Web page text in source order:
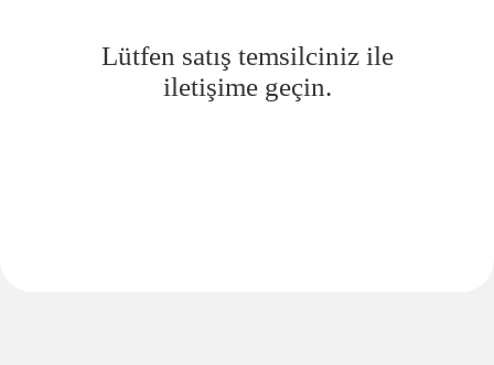
Lütfen satış temsilciniz ile
iletişime geçin.